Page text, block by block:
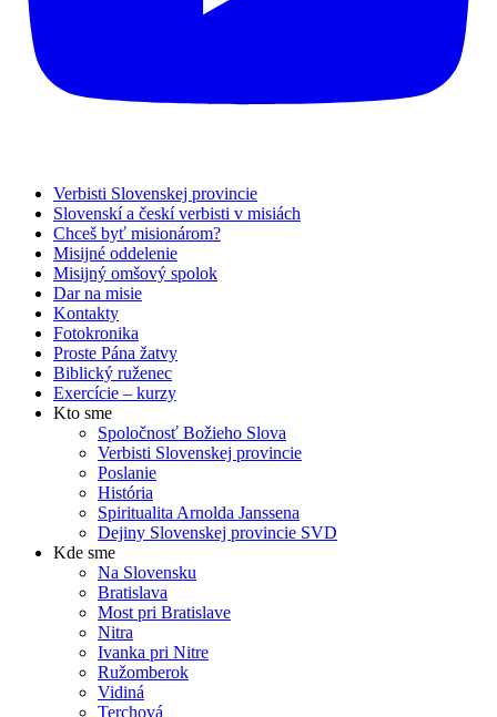
Verbisti Slovenskej provincie
Slovenskí a českí verbisti v misiách
Chceš byť misionárom?
Misijné oddelenie
Misijný omšový spolok
Dar na misie
Kontakty
Fotokronika
Proste Pána žatvy
Biblický ruženec
Exercície – kurzy
Kto sme
Spoločnosť Božieho Slova
Verbisti Slovenskej provincie
Poslanie
História
Spiritualita Arnolda Janssena
Dejiny Slovenskej provincie SVD
Kde sme
Na Slovensku
Bratislava
Most pri Bratislave
Nitra
Ivanka pri Nitre
Ružomberok
Vidiná
Terchová